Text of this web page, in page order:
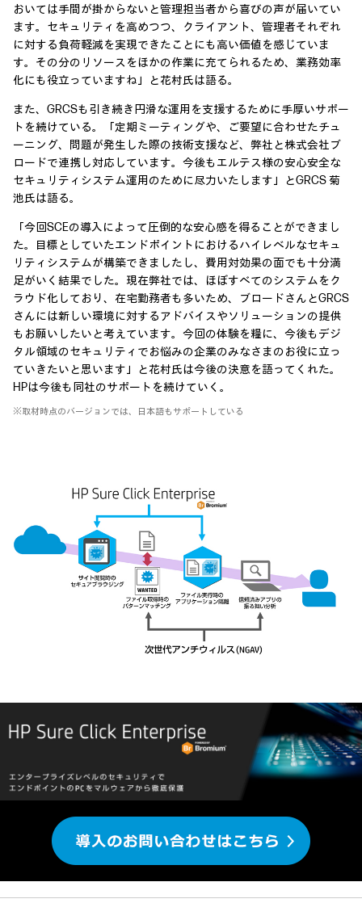
おいては手間が掛からないと管理担当者から喜びの声が届いてい
ます。セキュリティを高めつつ、クライアント、管理者それぞれ
に対する負荷軽減を実現できたことにも高い価値を感じていま
す。その分のリソースをほかの作業に充てられるため、業務効率
化にも役立っていますね」と花村氏は語る。
また、GRCSも引き続き円滑な運用を支援するために手厚いサポー
トを続けている。「定期ミーティングや、ご要望に合わせたチュ
ーニング、問題が発生した際の技術支援など、弊社と株式会社ブ
ロードで連携し対応しています。今後もエルテス様の安心安全な
セキュリティシステム運用のために尽力いたします」とGRCS 菊
池氏は語る。
「今回SCEの導入によって圧倒的な安心感を得ることができまし
た。目標としていたエンドポイントにおけるハイレベルなセキュ
リティシステムが構築できましたし、費用対効果の面でも十分満
足がいく結果でした。現在弊社では、ほぼすべてのシステムをク
ラウド化しており、在宅勤務者も多いため、ブロードさんとGRCS
さんには新しい環境に対するアドバイスやソリューションの提供
もお願いしたいと考えています。今回の体験を糧に、今後もデジ
タル領域のセキュリティでお悩みの企業のみなさまのお役に立っ
ていきたいと思います」と花村氏は今後の決意を語ってくれた。
HPは今後も同社のサポートを続けていく。
※取材時点のバージョンでは、日本語もサポートしている